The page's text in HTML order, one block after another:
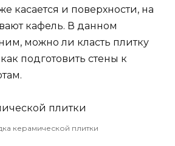
касается и поверхности, на
кафель. В данном
можно ли класть плитку
подготовить стены к
керамической плитки